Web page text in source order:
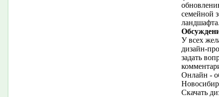
семейной
У всех
дизайн-
задать
Онлайн -
Скачать